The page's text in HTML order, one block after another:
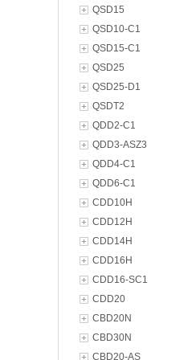
QSD15
QSD10-C1
QSD15-C1
QSD25
QSD25-D1
QSDT2
QDD2-C1
QDD3-ASZ3
QDD4-C1
QDD6-C1
CDD10H
CDD12H
CDD14H
CDD16H
CDD16-SC1
CDD20
CBD20N
CBD30N
CBD20-AS